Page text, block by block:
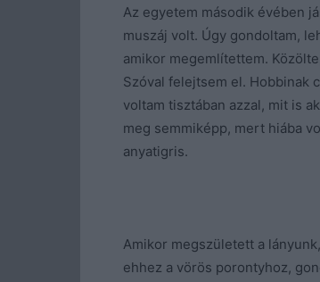
Az egyetem második évében
muszáj volt. Úgy gondoltam,
amikor megemlítettem.
Szóval felejtsem el. Hobbinak
voltam tisztában azzal, mit is
meg semmiképp, mert hiába
anyatigris.
Amikor megszületett a
ehhez a vörös porontyhoz,